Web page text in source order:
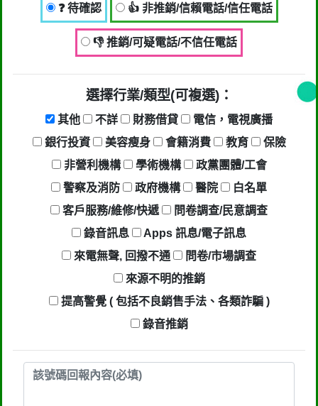
❓ 待確認 👍 非推銷/信賴電話/信任電話
👎 推銷/可疑電話/不信任電話
選擇行業/類型(可複選)：
其他 不詳 財務借貸
電信，電視廣播
銀行投資
美容瘦身 會籍消費 教育
保險
非營利機構
學術機構
政黨團體/工會
警察及消防
政府機構 醫院
白名單
客戶服務/維修/快遞
問卷調查/民意調查
錄音訊息
Apps 訊息/電子訊息
來電無聲, 回撥不通
問卷/市場調查
來源不明的推銷
提高警覺 ( 包括不良銷售手法、各類詐騙 )
錄音推銷